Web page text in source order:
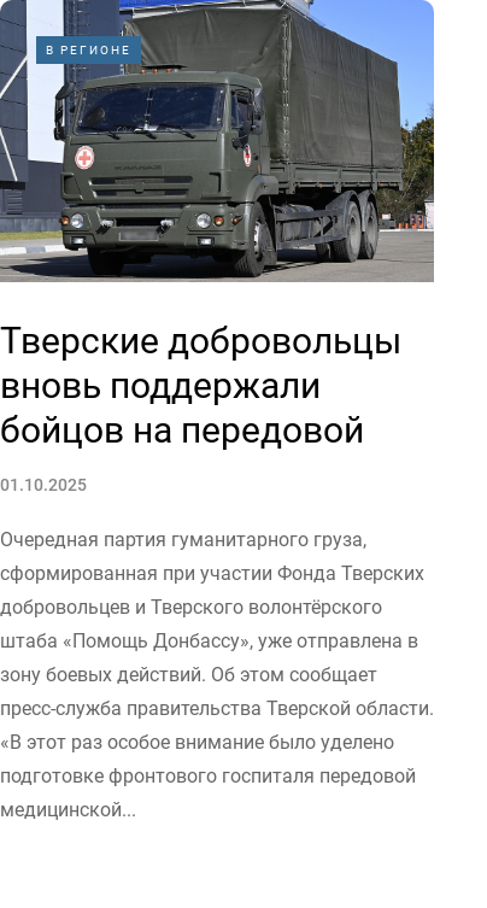
В РЕГИОНЕ
Тверские добровольцы
вновь поддержали
бойцов на передовой
01.10.2025
Очередная партия гуманитарного груза,
сформированная при участии Фонда Тверских
добровольцев и Тверского волонтёрского
штаба «Помощь Донбассу», уже отправлена в
зону боевых действий. Об этом сообщает
пресс-служба правительства Тверской области.
«В этот раз особое внимание было уделено
подготовке фронтового госпиталя передовой
медицинской...